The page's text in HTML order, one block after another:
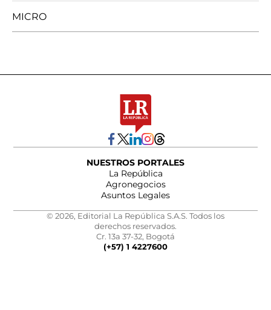
MICRO
NUESTROS PORTALES
La República
Agronegocios
Asuntos Legales
© 2026, Editorial La República S.A.S. Todos los
derechos reservados.
Cr. 13a 37-32, Bogotá
(+57) 1 4227600